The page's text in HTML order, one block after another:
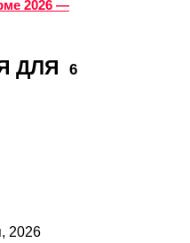
2026 —
ДЛЯ 6
2026